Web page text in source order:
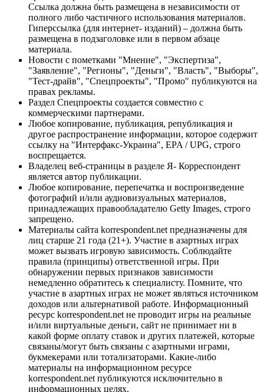
Ссылка должна быть размещена в независимости от
полного либо частичного использования материалов.
Гиперссылка (для интернет- изданий) – должна быть
размещена в подзаголовке или в первом абзаце
материала.
Новости с пометками "Мнение", "Экспертиза",
"Заявление", "Регионы", "Деньги", "Власть", "Выборы",
"Тест-драйв", "Спецпроекты", "Промо" публикуются на
правах рекламы.
Раздел Спецпроекты создается совместно с
коммерческими партнерами.
Любое копирование, публикация, републикация и
другое распространение информации, которое содержит
ссылку на "Интерфакс-Украина", EPA / UPG, строго
воспрещается.
Владелец веб-страницы в разделе Я- Корреспондент
является автор публикации.
Любое копирование, перепечатка и воспроизведение
фотографий и/или аудиовизуальных материалов,
принадлежащих правообладателю Getty Images, строго
запрещено.
Материалы сайта korrespondent.net предназначены для
лиц старше 21 года (21+). Участие в азартных играх
может вызвать игровую зависимость. Соблюдайте
правила (принципы) ответственной игры. При
обнаружении первых признаков зависимости
немедленно обратитесь к специалисту. Помните, что
участие в азартных играх не может являться источником
доходов или альтернативой работе. Информационный
ресурс korrespondent.net не проводит игры на реальные
и/или виртуальные деньги, сайт не принимает ни в
какой форме оплату ставок и других платежей, которые
связаны/могут быть связаны с азартными играми,
букмекерами или тотализаторами. Какие-либо
материалы на информационном ресурсе
korrespondent.net публикуются исключительно в
информационных целях.